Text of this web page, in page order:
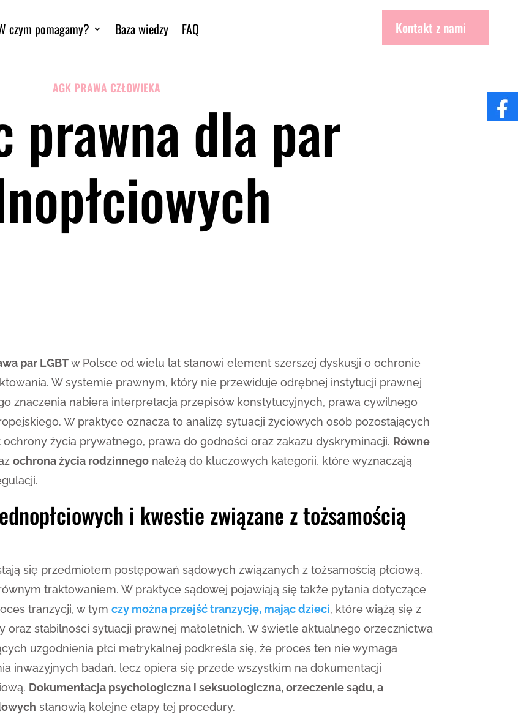
czym pomagamy? Baza wiedzy FAQ Kontakt z nami
AGK PRAWA CZŁOWIEKA
prawna dla par
par LGBTw Polsce od wielu lat stanowi element szerszej dyskusji o ochronie
W systemie prawnym, który nie przewiduje odrębnej instytucji prawnej
znaczenia nabiera interpretacja przepisów konstytucyjnych, prawa cywilnego
W praktyce oznacza to analizę sytuacji życiowych osób pozostających
życia prywatnego, prawa do godności oraz zakazu dyskryminacji. Równe
ochrona życia rodzinnego należą do kluczowych kategorii, które wyznaczają
i kwestie związane z tożsamością
się przedmiotem postępowań sądowych związanych z tożsamością płciową,
traktowaniem. W praktyce sądowej pojawiają się także pytania dotyczące
tranzycji, w tymczy można przejść tranzycję, mając dzieci, które wiążą się z
oraz stabilności sytuacji prawnej małoletnich. W świetle aktualnego orzecznictwa
uzgodnienia płci metrykalnej podkreśla się, że proces ten nie wymaga
inwazyjnych badań, lecz opiera się przede wszystkim na dokumentacji
Dokumentacja psychologiczna i seksuologiczna, orzeczenie sądu, a
stanowią kolejne etapy tej procedury.